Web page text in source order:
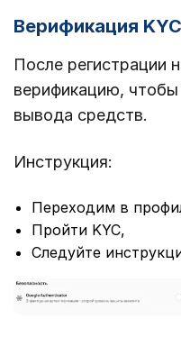
Верификация KYC
После регистрации
верификацию,
вывода средств.
Инструкция:
Переходим в
Пройти KYC,
Следуйте